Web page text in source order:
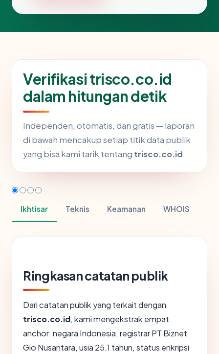
Verifikasi trisco.co.id
dalam hitungan detik
Independen, otomatis, dan gratis — laporan
di bawah mencakup setiap titik data publik
yang bisa kami tarik tentang trisco.co.id.
Ikhtisar Teknis Keamanan WHOIS
Ringkasan catatan publik
Dari catatan publik yang terkait dengan
trisco.co.id, kami mengekstrak empat
anchor: negara Indonesia, registrar PT Biznet
Gio Nusantara, usia 25.1 tahun, status enkripsi